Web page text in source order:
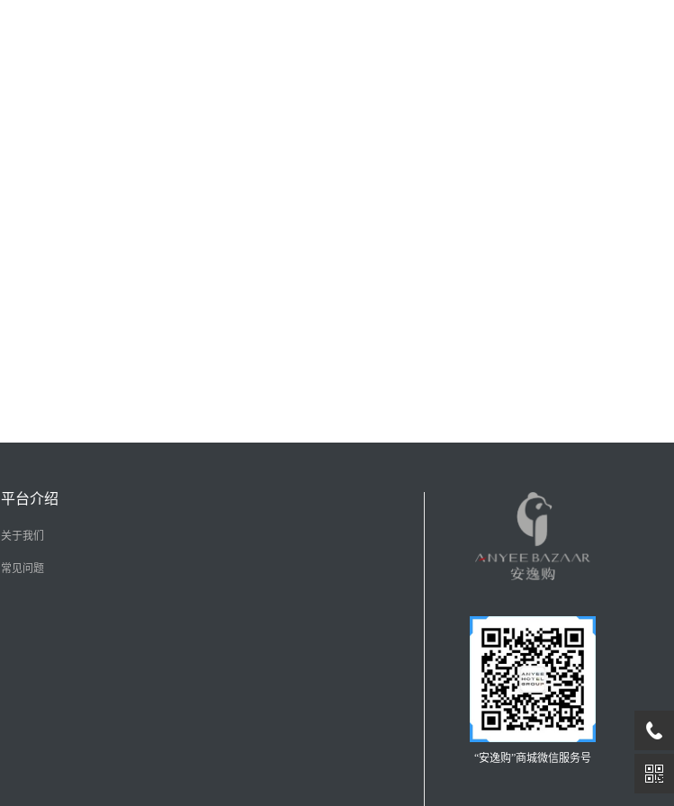
平台介绍
关于我们
常见问题
“安逸购”商城微信服务号